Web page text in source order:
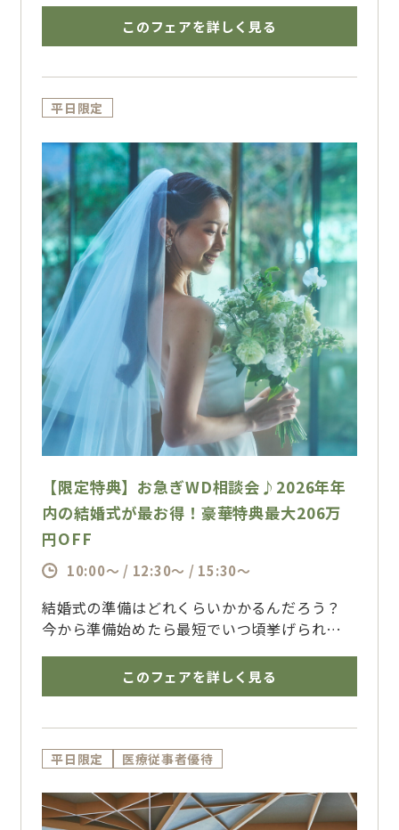
そ気になるポイントがあるかと思います。
新郎新婦様からのご紹介じゃなくてもOK！！
【ご成約特典】
限定特典には人気のライブエンドロール・前撮
山万水にて）の中からお選び頂きまして特典を
付けさせて頂きます。
開業から5年、会場リニューアルを経て、熊本
県内で一番多くの新郎新婦様に選ばれている結
婚式場。
なぜ、これだけ多くの新郎新婦様に選んでいた
だけているのかが分かるフェアとなっておりま
す♪
初めての式場見学のおふたりには1万円分のギ
フト券をプレゼント☆
このフェアを詳しく見る
平日限定
【限定特典】お急ぎWD相談会♪2026年年
内の結婚式が最お得！豪華特典最大206万
円OFF
10:00～ / 12:30～ / 15:30～
結婚式の準備はどれくらいかかるんだろう？
今から準備始めたら最短でいつ頃挙げられるの
できる限り早めに結婚式をしたいな、、、でも
間に合うのかな
見！！
結婚式準備は２か月あれば十分です！担当スタ
伝いいたします！
このフェアを詳しく見る
平日限定 医療従事者優待